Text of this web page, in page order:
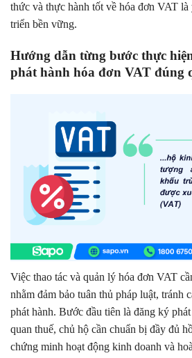
thức và thực hành tốt về hóa đơn VAT là
triển bền vững.
Hướng dẫn từng bước thực
phát hành hóa đơn VAT đúng
Việc thao tác và quản lý hóa đơn VAT
nhằm đảm bảo tuân thủ pháp luật, tránh
phát hành. Bước đầu tiên là đăng ký
quan thuế, chủ hộ cần chuẩn bị đầy đủ
chứng minh hoạt động kinh doanh và